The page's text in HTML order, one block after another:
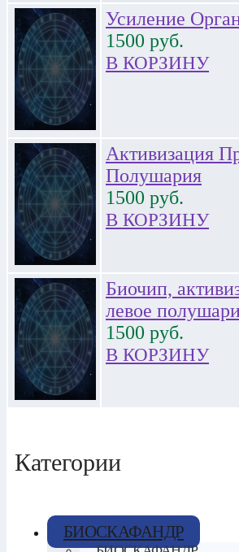
Усиление
1500 руб.
В КОРЗИНУ
Активизация
Полушария
1500 руб.
В КОРЗИНУ
Биочип,
левое
1500 руб.
В КОРЗИНУ
Категории
БИОСКАФАНДР